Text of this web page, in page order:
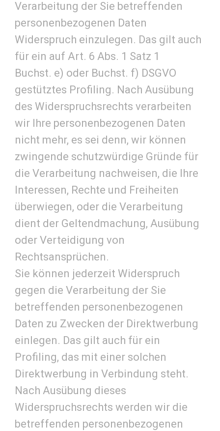
Verarbeitung der Sie betreffenden
personenbezogenen Daten
Widerspruch einzulegen. Das gilt auch
für ein auf Art. 6 Abs. 1 Satz 1
Buchst. e) oder Buchst. f) DSGVO
gestütztes Profiling. Nach Ausübung
des Widerspruchsrechts verarbeiten
wir Ihre personenbezogenen Daten
nicht mehr, es sei denn, wir können
zwingende schutzwürdige Gründe für
die Verarbeitung nachweisen, die Ihre
Interessen, Rechte und Freiheiten
überwiegen, oder die Verarbeitung
dient der Geltendmachung, Ausübung
oder Verteidigung von
Rechtsansprüchen.
Sie können jederzeit Widerspruch
gegen die Verarbeitung der Sie
betreffenden personenbezogenen
Daten zu Zwecken der Direktwerbung
einlegen. Das gilt auch für ein
Profiling, das mit einer solchen
Direktwerbung in Verbindung steht.
Nach Ausübung dieses
Widerspruchsrechts werden wir die
betreffenden personenbezogenen